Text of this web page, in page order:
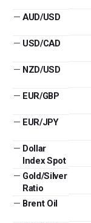
— AUD/USD
— USD/CAD
— NZD/USD
— EUR/GBP
— EUR/JPY
— Dollar
Index Spot
— Gold/Silver
Ratio
— Brent Oil